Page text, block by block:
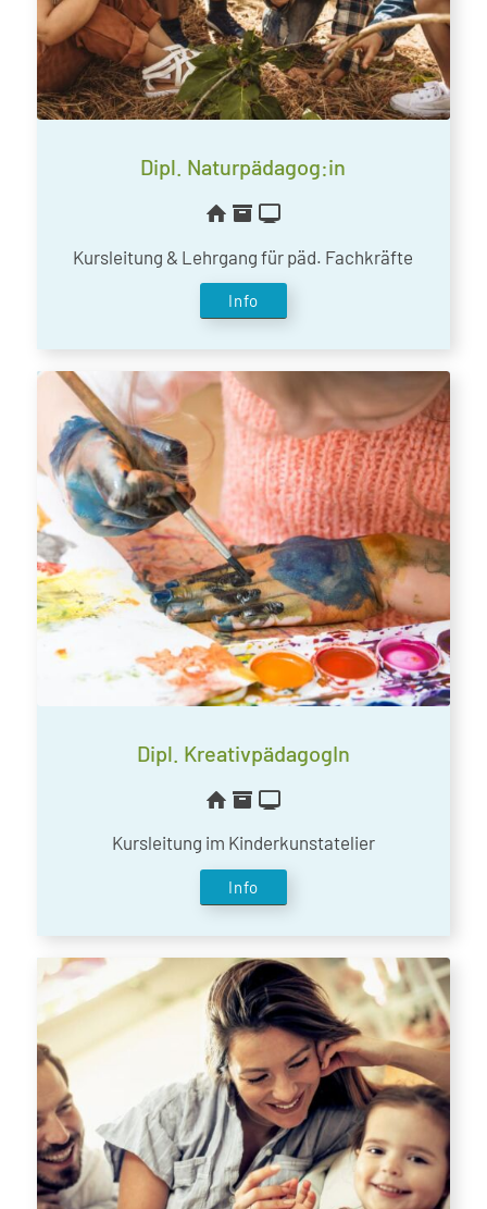
Dipl. Naturpädagog:in
Kursleitung & Lehrgang für päd. Fachkräfte
Info
Dipl. KreativpädagogIn
Kursleitung im Kinderkunstatelier
Info